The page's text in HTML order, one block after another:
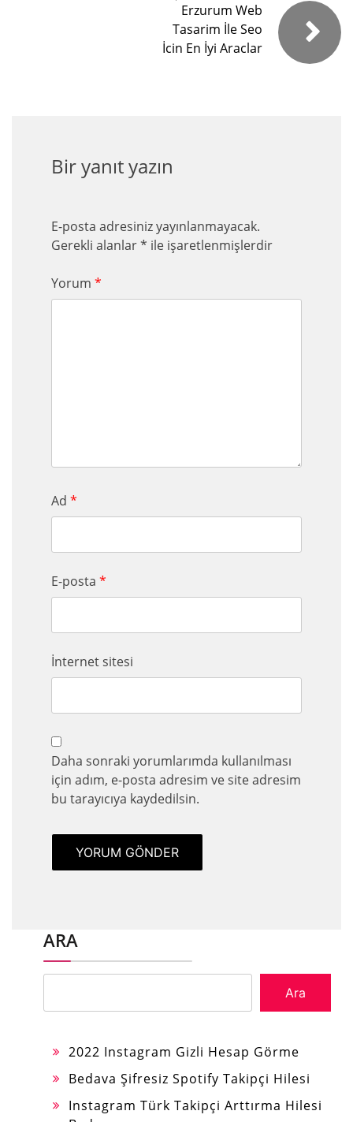
Erzurum Web
Tasarim İle Seo
İcin En İyi Araclar
Bir yanıt yazın
E-posta adresiniz yayınlanmayacak.
Gerekli alanlar* ile işaretlenmişlerdir
Yorum *
Ad *
E-posta *
İnternet sitesi
Daha sonraki yorumlarımda kullanılması
için adım, e-posta adresim ve site adresim
bu tarayıcıya kaydedilsin.
ARA
Ara
2022 Instagram Gizli Hesap Görme
Bedava Şifresiz Spotify Takipçi Hilesi
Instagram Türk Takipçi Arttırma Hilesi